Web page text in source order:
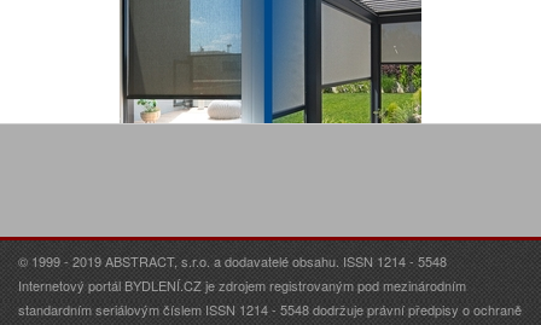
© 1999 - 2019 ABSTRACT, s.r.o. a dodavatelé obsahu. ISSN 1214 - 5548
Internetový portál BYDLENÍ.CZ je zdrojem registrovaným pod mezinárodním
standardním seriálovým číslem ISSN 1214 - 5548 dodržuje právní předpisy o ochraně